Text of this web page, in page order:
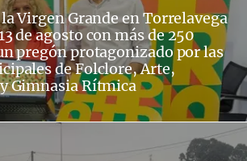
Virgen Grande en Torrelavega
de agosto con más de 250
pregón protagonizado por las
de Folclore, Arte,
Gimnasia Rítmica